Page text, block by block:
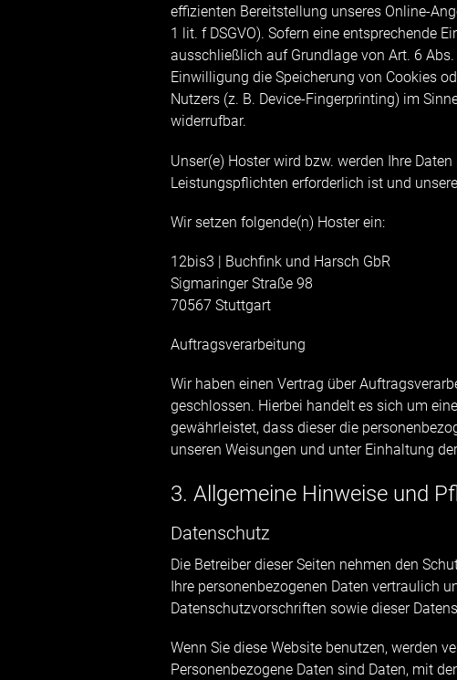
effizienten Bereitstellung unseres Online-
1 lit. f DSGVO). Sofern eine entsprechende
ausschließlich auf Grundlage von Art. 6
Einwilligung die Speicherung von Cookies
Nutzers (z. B. Device-Fingerprinting) im
widerrufbar.
Unser(e) Hoster wird bzw. werden Ihre
Leistungspflichten erforderlich ist und
Wir setzen folgende(n) Hoster ein:
12bis3 | Buchfink und Harsch GbR
Sigmaringer Straße 98
70567 Stuttgart
Auftragsverarbeitung
Wir haben einen Vertrag über
geschlossen. Hierbei handelt es sich um
gewährleistet, dass dieser die
unseren Weisungen und unter Einhaltung
3. Allgemeine Hinweise und
Datenschutz
Die Betreiber dieser Seiten nehmen den
Ihre personenbezogenen Daten vertraulich
Datenschutzvorschriften sowie dieser
Wenn Sie diese Website benutzen, werden
Personenbezogene Daten sind Daten, mit